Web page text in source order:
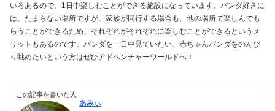
いろあるので、1日中楽しむことができる施設になっています。パンダ好きに
は、たまらない場所ですが、家族が同行する場合も、他の場所で楽しんでも
らうことができるため、それぞれがそれぞれに楽しむことができるというメ
リットもあるのです。パンダを一日中見ていたい、赤ちゃんパンダをのんび
り眺めたいという方はぜひアドベンチャーワールドへ！
この記事を書いた人
あみぃ